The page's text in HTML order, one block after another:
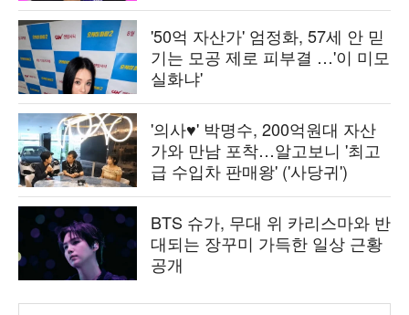
'50억 자산가' 엄정화, 57세 안 믿
기는 모공 제로 피부결 …'이 미모
실화냐'
'의사♥' 박명수, 200억원대 자산
가와 만남 포착…알고보니 '최고
급 수입차 판매왕' ('사당귀')
BTS 슈가, 무대 위 카리스마와 반
대되는 장꾸미 가득한 일상 근황
공개